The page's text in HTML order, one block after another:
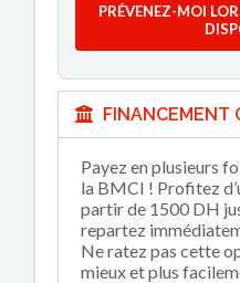
PRÉVENEZ-MOI
FINANCEMENT
Payez en plusieurs
la BMCI ! Profitez
partir de 1500 DH
repartez
Ne ratez pas cette
mieux et plus